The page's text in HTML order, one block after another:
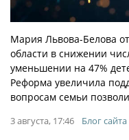
Мария Львова-Белова
области в снижении
уменьшении на 47%
Реформа увеличила
вопросам семьи
3 августа, 17:46 Блог